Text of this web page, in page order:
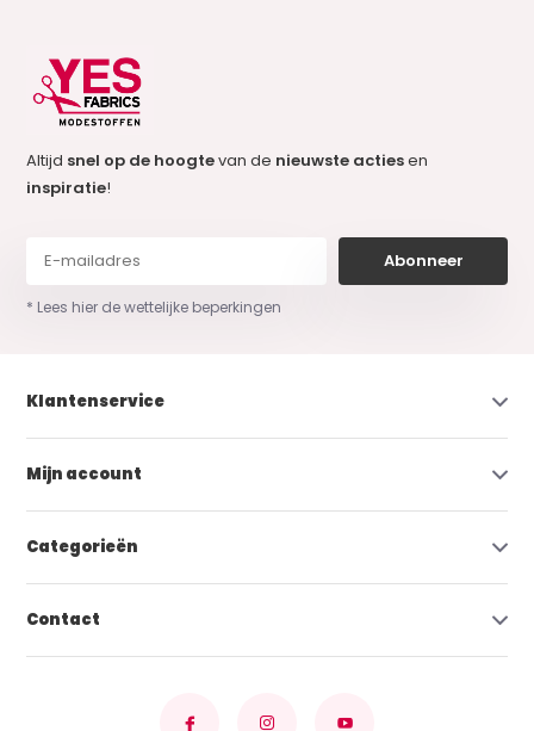
Altijd snel op de hoogtevan de nieuwste actiesen
inspiratie!
Abonneer
* Lees hier de wettelijke beperkingen
Klantenservice
Mijn account
Categorieën
Contact